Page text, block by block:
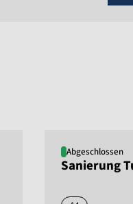
Abgeschlossen
Sanierung